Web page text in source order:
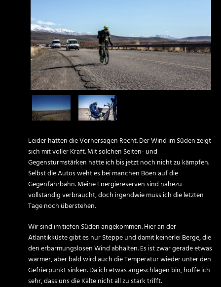
Leider hatten die Vorhersagen Recht. Der Wind im Süden zeigt
sich mit voller Kraft. Mit solchen Seiten- und
Gegensturmstärken hatte ich bis jetzt noch nicht zu kämpfen.
Selbst die Autos weht es bei manchen Böen auf die
Gegenfahrbahn. Meine Energiereserven sind nahezu
vollständig verbraucht, doch irgendwie muss ich die letzten
Tage noch überstehen.
Wir sind im tiefen Süden angekommen. Hier an der
Atlantikküste gibt es nur Steppe und damit keinerlei Berge, die
den erbarmungslosen Wind abhalten. Es ist zwar gerade etwas
wärmer, aber bald wird auch die Temperatur wieder unter den
Gefrierpunkt sinken. Da ich etwas angeschlagen bin, hoffe ich
sehr, dass uns die Kälte nicht all zu stark trifft.